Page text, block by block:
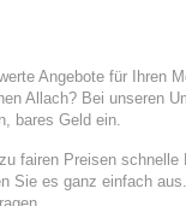
Angebote für Ihren
Allach? Bei unseren
bares Geld ein.
fairen Preisen schnelle
Sie es ganz einfach